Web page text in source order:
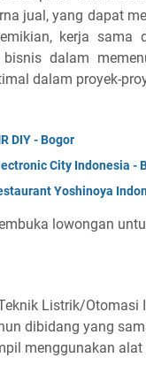
jual, yang dapat
kerja
dalam
dalam proyek-
DIY - Bogor
City Indonesia -
Yoshinoya
lowongan
Listrik/Otomasi
dibidang yang
menggunakan